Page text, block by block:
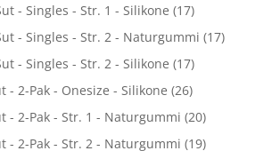
- Singles - Str. 1 - Silikone (17)
- Singles - Str. 2 - Naturgummi (17)
- Singles - Str. 2 - Silikone (17)
- 2-Pak - Onesize - Silikone (26)
- 2-Pak - Str. 1 - Naturgummi (20)
- 2-Pak - Str. 2 - Naturgummi (19)